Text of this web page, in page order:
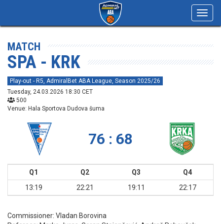
MATCH
SPA - KRK
Play-out - R5, AdmiralBet ABA League, Season 2025/26
Tuesday, 24.03.2026 18:30 CET
500
Venue: Hala Sportova Dudova šuma
76 : 68
Q1 Q2 Q3
Q4
13:19
22:21 19:11 22:17
Commissioner: Vladan Borovina